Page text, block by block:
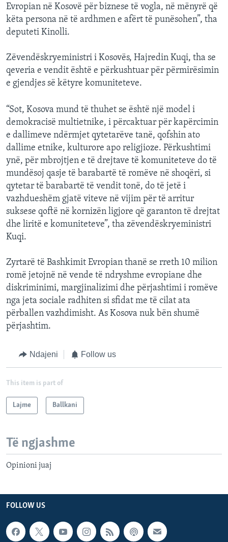
Evropian në Kosovë për biznese të vogla, në mënyrë që
këta persona në të ardhmen e afërt të punësohen”, tha
deputeti Kinolli.
Zëvendëskryeministri i Kosovës, Hajredin Kuqi, tha se
qeveria e vendit është e përkushtuar për përmirësimin
e gjendjes së këtyre komuniteteve.
“Sot, Kosova mund të thuhet se është një model i
demokracisë multietnike, i përcaktuar për kapërcimin
e dallimeve ndërmjet qytetarëve tanë, qofshin ato
dallime etnike, kulturore apo religjioze. Përkushtimi
ynë, për mbrojtjen e të drejtave të komuniteteve do të
mundësoj qasje të barabartë të romëve në shoqëri, si
qytetar të barabartë të vendit tonë, do të jetë i
vazhdueshëm gjatë viteve në vijim për të arritur
suksese qoftë në kornizën ligjore që garanton të drejtat
dhe liritë e komuniteteve”, tha zëvendëskryeministri
Kuqi.
Zyrtarë të Bashkimit Evropian thanë se rreth 10 milion
romë jetojnë në vende të ndryshme evropiane dhe
diskriminimi, margjinalizimi dhe përjashtimi i romëve
nga jeta sociale radhiten si sfidat me të cilat ata
përballen vazhdimisht. As Kosova nuk bën shumë
përjashtim.
Ndajeni Follow us
This item is part of
Lajme Ballkani
Të ngjashme
Opinioni juaj
FOLLOW US